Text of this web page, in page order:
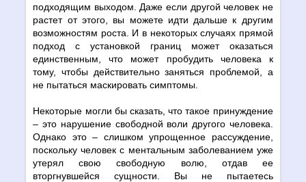
подходящим выходом. Даже если другой человек не
растет от этого, вы можете идти дальше к другим
возможностям роста. И в некоторых случаях прямой
подход с установкой границ может оказаться
единственным, что может пробудить человека к
тому, чтобы действительно заняться проблемой, а
не пытаться маскировать симптомы.
Некоторые могли бы сказать, что такое принуждение
– это нарушение свободной воли другого человека.
Однако это – слишком упрощенное рассуждение,
поскольку человек с ментальным заболеванием уже
утерял свою свободную волю, отдав ее
вторгнувшейся сущности. Вы не пытаетесь